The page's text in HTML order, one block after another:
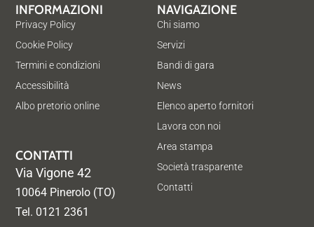
NAVIGAZIONE
Chi siamo
Servizi
Bandi di gara
News
Elenco aperto fornitori
Lavora con noi
Area stampa
Società trasparente
Contatti
INFORMAZIONI
Privacy Policy
Cookie Policy
Termini e condizioni
Accessibilità
Albo pretorio online
CONTATTI
Via Vigone 42
10064 Pinerolo (TO)
Tel. 0121 2361